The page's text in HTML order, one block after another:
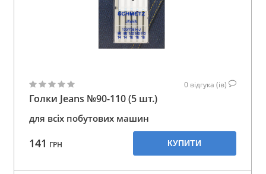
0 відгука (ів)
Голки Jeans №90-110 (5 шт.)
для всіх побутових машин
141 ГРН КУПИТИ